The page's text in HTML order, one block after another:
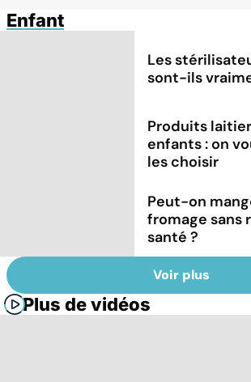
Enfant
Les
sont-ils
Produits
enfants : on
les choisir
Peut-on
fromage sans
santé ?
Voir plus
Plus de vidéos